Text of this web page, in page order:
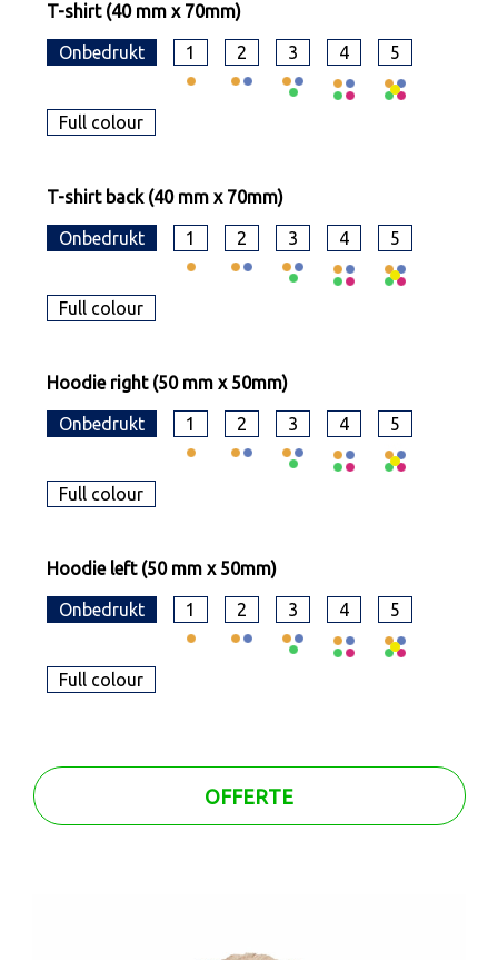
T-shirt (40 mm x 70mm)
Onbedrukt 1 2 3 4 5
Full colour
T-shirt back (40 mm x 70mm)
Onbedrukt 1 2 3 4 5
Full colour
Hoodie right (50 mm x 50mm)
Onbedrukt 1 2 3 4 5
Full colour
Hoodie left (50 mm x 50mm)
Onbedrukt 1 2 3 4 5
Full colour
OFFERTE